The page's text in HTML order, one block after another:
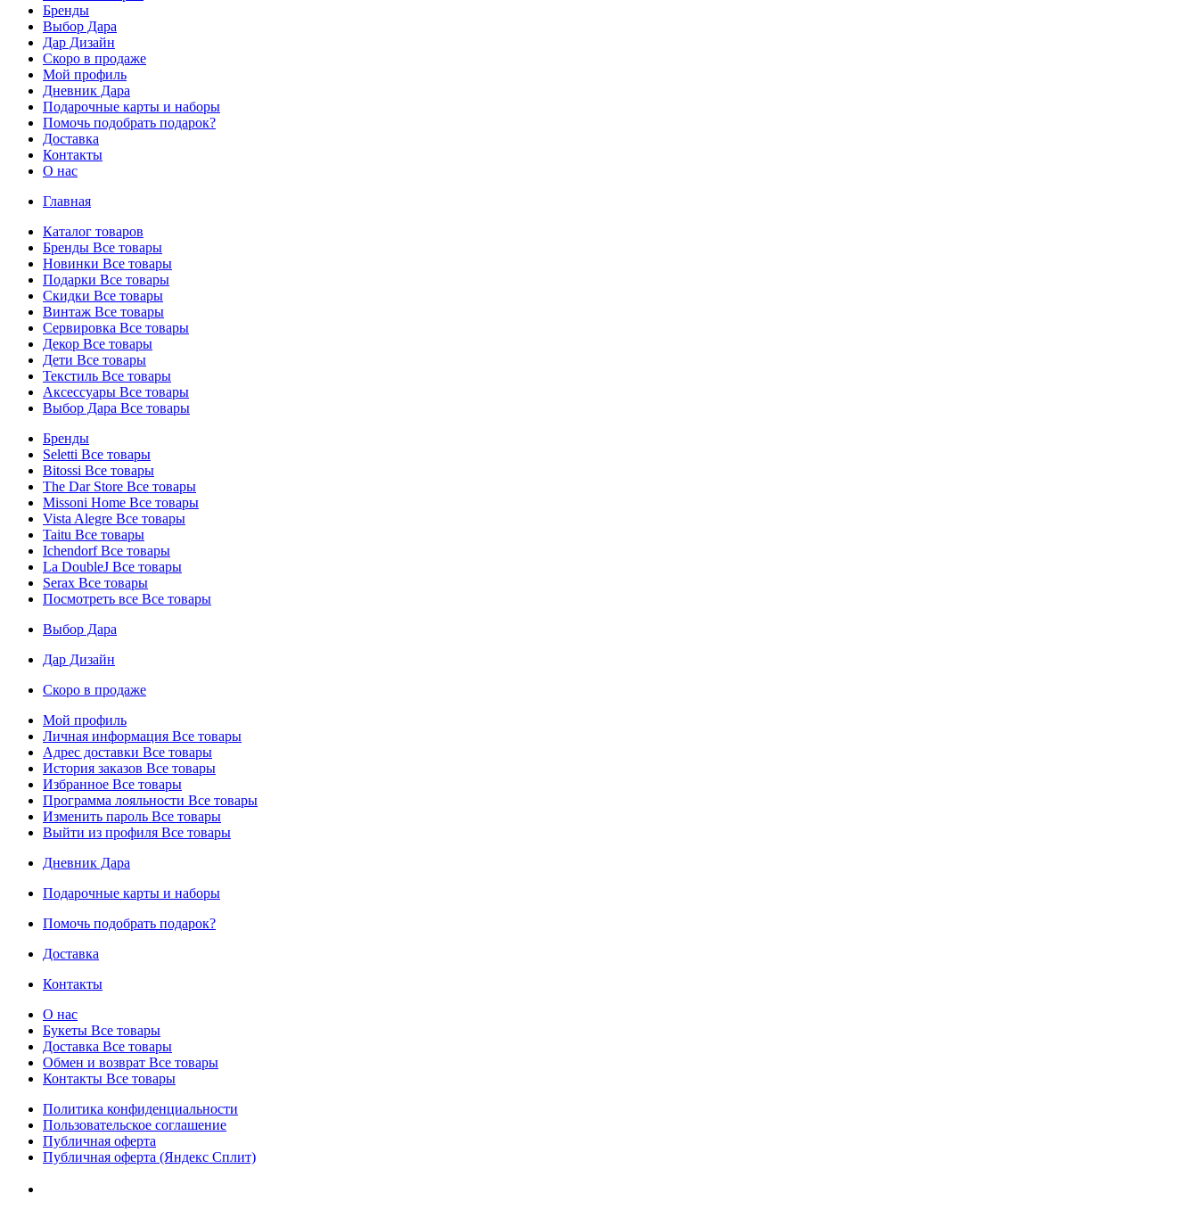
Бренды
Выбор Дара
Дар Дизайн
Скоро в продаже
Мой профиль
Дневник Дара
Подарочные карты и наборы
Помочь подобрать подарок?
Доставка
Контакты
О нас
Главная
Каталог товаров
Бренды Все товары
Новинки Все товары
Подарки Все товары
Скидки Все товары
Винтаж Все товары
Сервировка Все товары
Декор Все товары
Дети Все товары
Текстиль Все товары
Аксессуары Все товары
Выбор Дара Все товары
Бренды
Seletti Все товары
Bitossi Все товары
The Dar Store Все товары
Missoni Home Все товары
Vista Alegre Все товары
Taitu Все товары
IchendorfВсе товары
La DoubleJ Все товары
Serax Все товары
Посмотреть все Все товары
Выбор Дара
Дар Дизайн
Скоро в продаже
Мой профиль
Личная информация Все товары
Адрес доставки Все товары
История заказов Все товары
Избранное Все товары
Программа лояльности Все товары
Изменить пароль Все товары
Выйти из профиля Все товары
Дневник Дара
Подарочные карты и наборы
Помочь подобрать подарок?
Доставка
Контакты
О нас
Букеты Все товары
Доставка Все товары
Обмен и возврат Все товары
Контакты Все товары
Политика конфиденциальности
Пользовательское соглашение
Публичная оферта
Публичная оферта (Яндекс Сплит)